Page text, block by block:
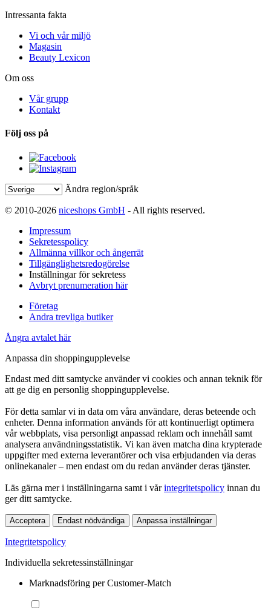
Intressanta fakta
Vi och vår miljö
Magasin
Beauty Lexicon
Om oss
Vår grupp
Kontakt
Följ oss på
Ändra region/språk
© 2010-2026 niceshops GmbH - All rights reserved.
Impressum
Sekretesspolicy
Allmänna villkor och ångerrät
Tillgänglighetsredogörelse
Inställningar för sekretess
Avbryt prenumeration här
Företag
Andra trevliga butiker
Ångra avtalet här
Anpassa din shoppingupplevelse
Endast med ditt samtycke använder vi cookies och annan teknik för
att ge dig en personlig shoppingupplevelse.
För detta samlar vi in data om våra användare, deras beteende och
enheter. Denna information används för att kontinuerligt optimera
vår webbplats, visa personligt anpassad reklam och innehåll samt
analysera användningsstatistik. Vi kan även matcha dina krypterade
uppgifter med externa leverantörer och visa erbjudanden via deras
onlinekanaler – men endast om du redan använder deras tjänster.
Läs gärna mer i inställningarna samt i vårintegritetspolicy innan du
ger ditt samtycke.
Acceptera Endast nödvändiga Anpassa inställningar
Integritetspolicy
Individuella sekretessinställningar
Marknadsföring per Customer-Match